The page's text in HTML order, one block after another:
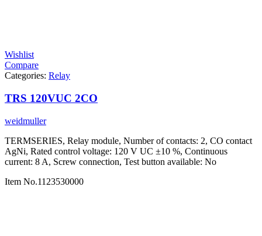
Wishlist
Compare
Categories: Relay
TRS 120VUC 2CO
weidmuller
TERMSERIES, Relay module, Number of contacts: 2, CO contact
AgNi, Rated control voltage: 120 V UC ±10 %, Continuous
current: 8 A, Screw connection, Test button available: No
Item No.1123530000